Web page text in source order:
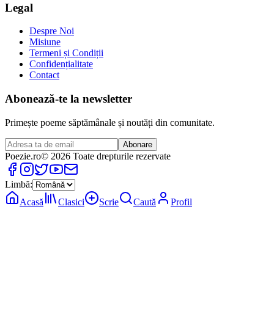
Legal
Despre Noi
Misiune
Termeni și Condiții
Confidențialitate
Contact
Abonează-te la newsletter
Primește poeme săptămânale și noutăți din comunitate.
Abonare
Poezie.ro© 2026 Toate drepturile rezervate
Limbă:
Acasă
Clasici Scrie Caută Profil